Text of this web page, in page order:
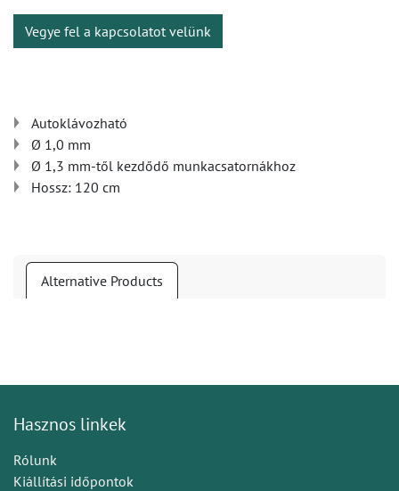
Vegye fel a kapcsolatot velünk
Autoklávozható
Ø 1,0 mm
Ø 1,3 mm-től kezdődő munkacsatornákhoz
Hossz: 120 cm
Alternative Products
Hasznos linkek
Rólunk
Kiállítási időpontok